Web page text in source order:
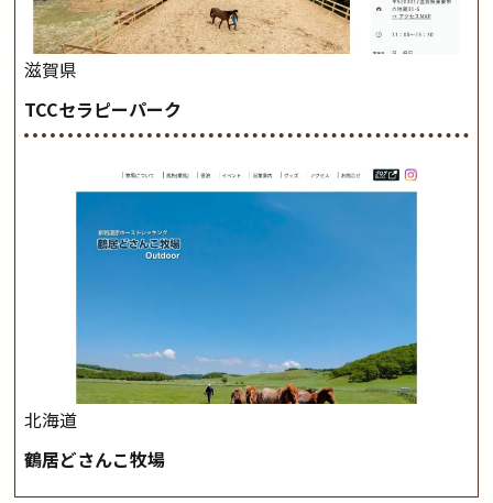
滋賀県
TCCセラピーパーク
北海道
鶴居どさんこ牧場